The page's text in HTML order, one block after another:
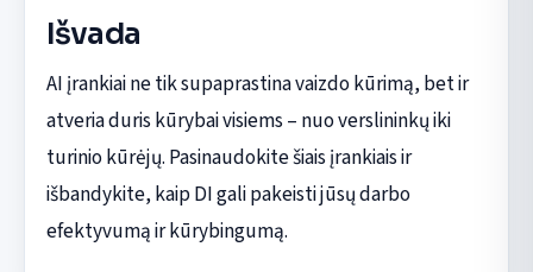
Išvada
AI įrankiai ne tik supaprastina vaizdo kūrimą, bet ir
atveria duris kūrybai visiems – nuo verslininkų iki
turinio kūrėjų. Pasinaudokite šiais įrankiais ir
išbandykite, kaip DI gali pakeisti jūsų darbo
efektyvumą ir kūrybingumą.